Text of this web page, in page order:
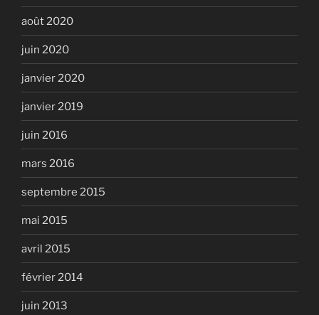
août 2020
juin 2020
janvier 2020
janvier 2019
juin 2016
mars 2016
septembre 2015
mai 2015
avril 2015
février 2014
juin 2013